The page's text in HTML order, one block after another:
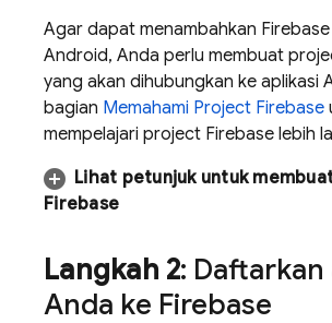
Agar dapat menambahkan Firebase
Android, Anda perlu membuat
yang akan dihubungkan ke aplikasi
bagian Memahami Project Firebase
mempelajari project Firebase lebih
Lihat petunjuk untuk
Firebase
Langkah 2: Daftarkan
Anda ke Firebase